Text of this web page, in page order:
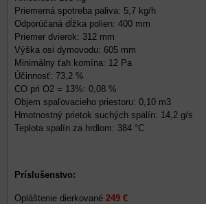
Priemerná spotreba paliva: 5,7 kg/h
Odporúčaná dĺžka polien: 400 mm
Priemer dvierok: 312 mm
Výška osi dymovodu: 605 mm
Minimálny ťah komína: 12 Pa
Účinnosť: 73,2 %
CO pri O2 = 13%: 0,08 %
Objem spaľovacieho priestoru: 0,10 m3
Hmotnostný prietok suchých spalín: 14,2 g/s
Teplota spalín za hrdlom: 384 °C
Príslušenstvo:
Opláštenie dierkované 249 €